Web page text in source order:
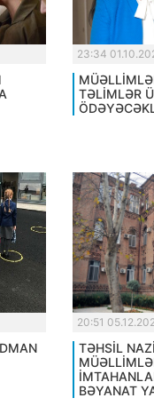
23:34
TƏLİMLƏR
20:51
TƏHSİL
BƏYANAT